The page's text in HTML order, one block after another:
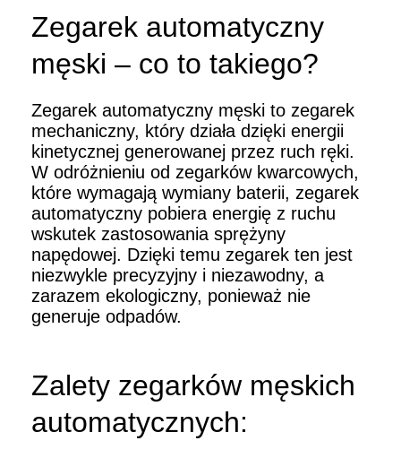
Zegarek automatyczny
męski – co to takiego?
Zegarek automatyczny męski to zegarek
mechaniczny, który działa dzięki energii
kinetycznej generowanej przez ruch ręki.
W odróżnieniu od zegarków kwarcowych,
które wymagają wymiany baterii, zegarek
automatyczny pobiera energię z ruchu
wskutek zastosowania sprężyny
napędowej. Dzięki temu zegarek ten jest
niezwykle precyzyjny i niezawodny, a
zarazem ekologiczny, ponieważ nie
generuje odpadów.
Zalety zegarków męskich
automatycznych: